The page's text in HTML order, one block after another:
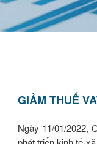
GIẢM THUẾ
Ngày 11/01/2022,